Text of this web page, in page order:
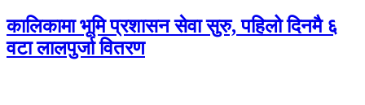
कालिकामा भूमि प्रशासन सेवा सुरु, पहिलो दिनमै ६
वटा लालपुर्जा वितरण